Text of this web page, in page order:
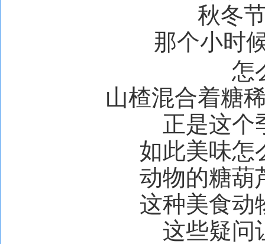
秋冬
那个小时
怎
山楂混合着糖
正是这个
如此美味怎
动物的糖葫
这种美食动
这些疑问